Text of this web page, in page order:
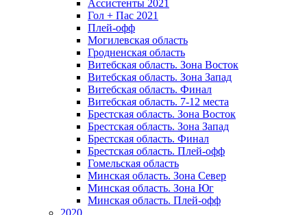
Ассистенты 2021
Гол + Пас 2021
Плей-офф
Могилевская область
Гродненская область
Витебская область. Зона Восток
Витебская область. Зона Запад
Витебская область. Финал
Витебская область. 7-12 места
Брестская область. Зона Восток
Брестская область. Зона Запад
Брестская область. Финал
Брестская область. Плей-офф
Гомельская область
Минская область. Зона Север
Минская область. Зона Юг
Минская область. Плей-офф
2020